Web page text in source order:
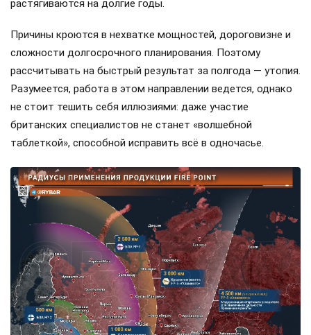
растягиваются на долгие годы.
Причины кроются в нехватке мощностей, дороговизне и
сложности долгосрочного планирования. Поэтому
рассчитывать на быстрый результат за полгода — утопия.
Разумеется, работа в этом направлении ведется, однако
не стоит тешить себя иллюзиями: даже участие
британских специалистов не станет «волшебной
таблеткой», способной исправить всё в одночасье.